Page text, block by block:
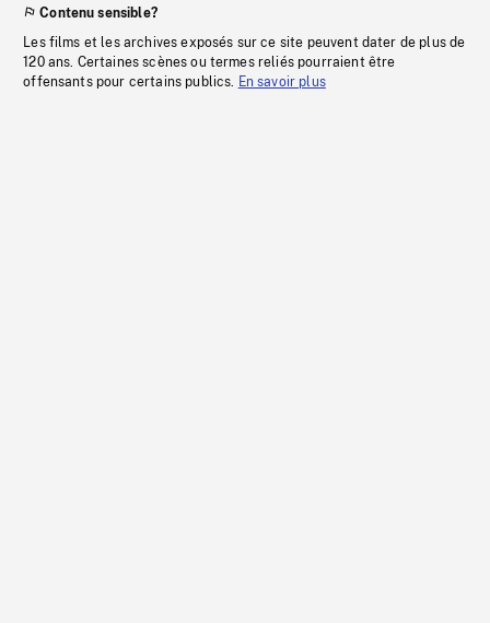
Contenu sensible?
Les films et les archives exposés sur ce site peuvent dater de plus de
120 ans. Certaines scènes ou termes reliés pourraient être
offensants pour certains publics. En savoir plus